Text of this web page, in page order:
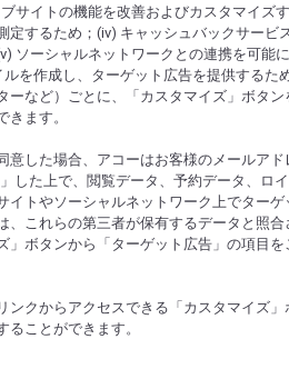
サイトの機能を改善およびカスタマイズ
定するため；(iv) キャッシュバックサービ
ソーシャルネットワークとの連携を可能
を作成し、ターゲット広告を提供するた
ーなど）ごとに、「カスタマイズ」ボタン
ます。
した場合、アコーはお客様のメールアド
した上で、閲覧データ、予約データ、ロ
イトやソーシャルネットワーク上でター
、これらの第三者が保有するデータと照合
ボタンから「ターゲット広告」の項目を
クからアクセスできる「カスタマイズ」
ことができます。